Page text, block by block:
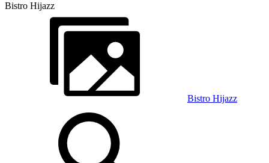
Bistro Hijazz
Bistro Hijazz